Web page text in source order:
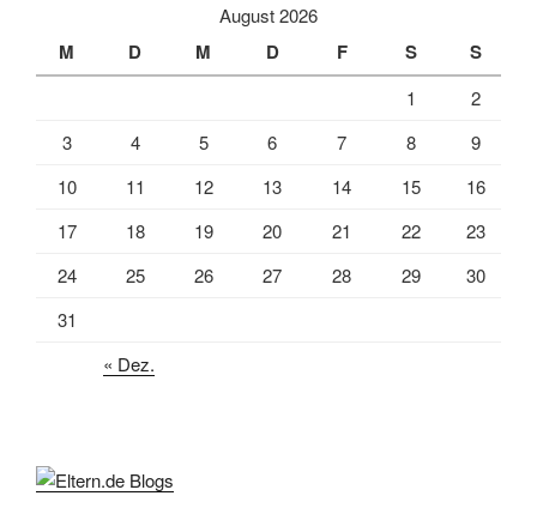
August 2026
M D M D F S S
1
2
3
4 5 6 7 8
9
10
11 12 13 14 15
16
17
18 19 20 21 22
23
24
25 26 27 28 29
30
31
« Dez.